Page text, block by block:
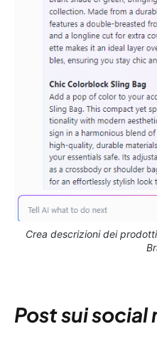
Crea descrizioni dei
Post sui social